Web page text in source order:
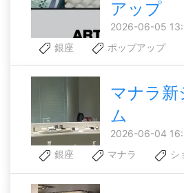
アップ
2026-06-05
銀座
ポップアップ
マナラ新
ム
2026-06-04
銀座
マナラ シ